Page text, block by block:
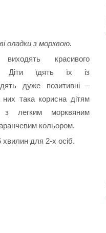
оладки з морквою.
красивого
Діти їдять їх із
дуже позитивні –
така корисна дітям
легким морквяним
кольором.
хвилин для 2-х осіб.